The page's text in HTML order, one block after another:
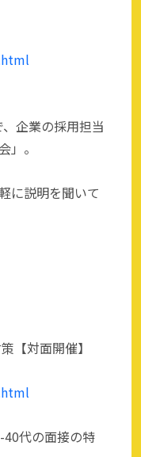
企業の採用担当
」。
に説明を聞いて
【対面開催】
代の面接の特